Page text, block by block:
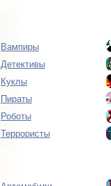
Вампиры
Детективы
Куклы
Пираты
Роботы
Террористы